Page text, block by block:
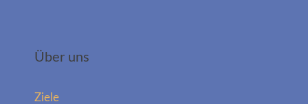
Über uns
Ziele